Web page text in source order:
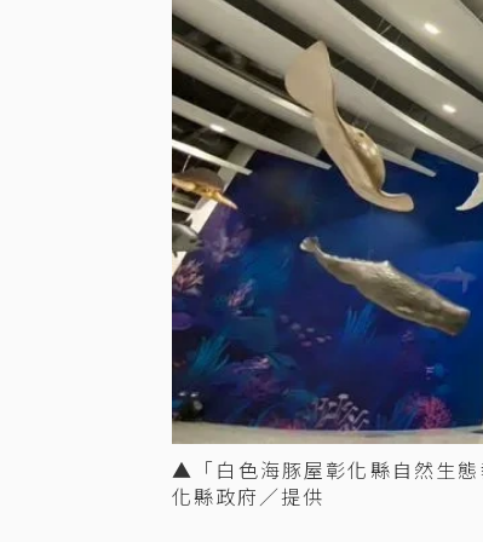
▲「白色海豚屋彰化縣自然生
化縣政府／提供